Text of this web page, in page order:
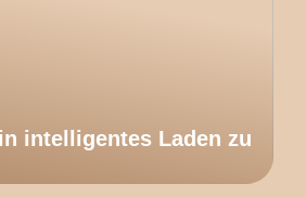
intelligentes Laden zu